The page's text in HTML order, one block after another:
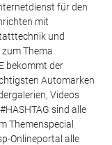
für den
mit
und
Thema
bekommt der
Automarken
Videos
sind alle
Themenspecial
Onlineportal alle